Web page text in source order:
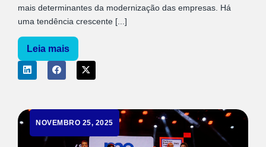
mais determinantes da modernização das empresas. Há
uma tendência crescente [...]
Leia mais
NOVEMBRO 25, 2025